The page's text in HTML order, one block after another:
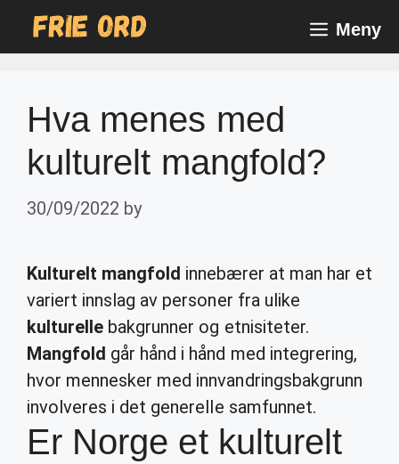
Meny
Hva menes med
kulturelt mangfold?
30/09/2022 by
Kulturelt mangfold innebærer at man har et
variert innslag av personer fra ulike
kulturelle bakgrunner og etnisiteter.
Mangfold går hånd i hånd med integrering,
hvor mennesker med innvandringsbakgrunn
involveres i det generelle samfunnet.
Er Norge et kulturelt